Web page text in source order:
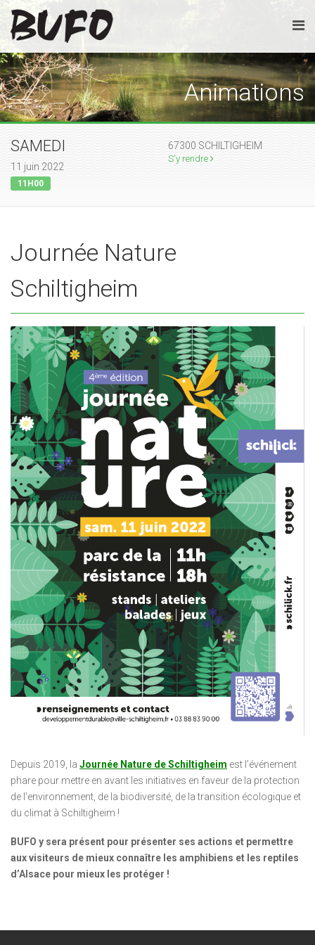
Animations
SAMEDI
11 juin 2022
11H00
67300 SCHILTIGHEIM
S'y rendre
Journée Nature
Schiltigheim
Depuis 2019, la Journée Nature de Schiltigheim est l’événement
phare pour mettre en avant les initiatives en faveur de la protection
de l’environnement, de la biodiversité, de la transition écologique et
du climat à Schiltigheim !
BUFO y sera présent pour présenter ses actions et permettre
aux visiteurs de mieux connaître les amphibiens et les reptiles
d’Alsace pour mieux les protéger !